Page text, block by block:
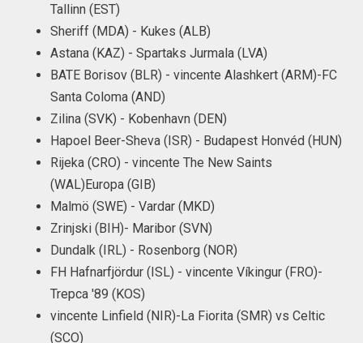
Tallinn (EST)
Sheriff (MDA) - Kukes (ALB)
Astana (KAZ) - Spartaks Jurmala (LVA)
BATE Borisov (BLR) - vincente Alashkert (ARM)-FC
Santa Coloma (AND)
Zilina (SVK) - Kobenhavn (DEN)
Hapoel Beer-Sheva (ISR) - Budapest Honvéd (HUN)
Rijeka (CRO) - vincente The New Saints
(WAL)Europa (GIB)
Malmö (SWE) - Vardar (MKD)
Zrinjski (BIH)- Maribor (SVN)
Dundalk (IRL) - Rosenborg (NOR)
FH Hafnarfjördur (ISL) - vincente Víkingur (FRO)-
Trepca '89 (KOS)
vincente Linfield (NIR)-La Fiorita (SMR) vs Celtic
(SCO)